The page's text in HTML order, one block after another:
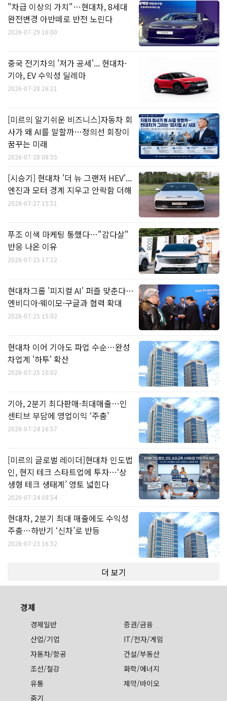
"차급 이상의 가치"…현대차, 8세대
완전변경 아반떼로 반전 노린다
2026-07-29 16:00
중국 전기차의 '저가 공세'... 현대차·
기아, EV 수익성 딜레마
2026-07-28 16:21
[미르의 알기쉬운 비즈니스]자동차 회
사가 왜 AI를 말할까…정의선 회장이
꿈꾸는 미래
2026-07-28 08:55
[시승기] 현대차 '더 뉴 그랜저 HEV'...
엔진과 모터 경계 지우고 안락함 더해
2026-07-27 15:51
푸조 이색 마케팅 통했다…"감다살"
반응 나온 이유
2026-07-25 17:12
현대차그룹 '피지컬 AI' 퍼즐 맞춘다…
엔비디아·웨이모·구글과 협력 확대
2026-07-25 15:02
현대차 이어 기아도 파업 수순…완성
차업계 '하투' 확산
2026-07-25 10:02
기아, 2분기 최다판매·최대매출…인
센티브 부담에 영업이익 ‘주춤’
2026-07-24 16:57
[미르의 글로벌 레이더]현대차 인도법
인, 현지 테크 스타트업에 투자…‘상
생형 테크 생태계’ 영토 넓힌다
2026-07-24 08:54
현대차, 2분기 최대 매출에도 수익성
주춤…하반기 ‘신차’로 반등
2026-07-23 16:52
더 보기
경제
경제일반
증권/금융
산업/기업
IT/전자/게임
자동차/항공
건설/부동산
조선/철강
화학/에너지
유통
제약/바이오
중기